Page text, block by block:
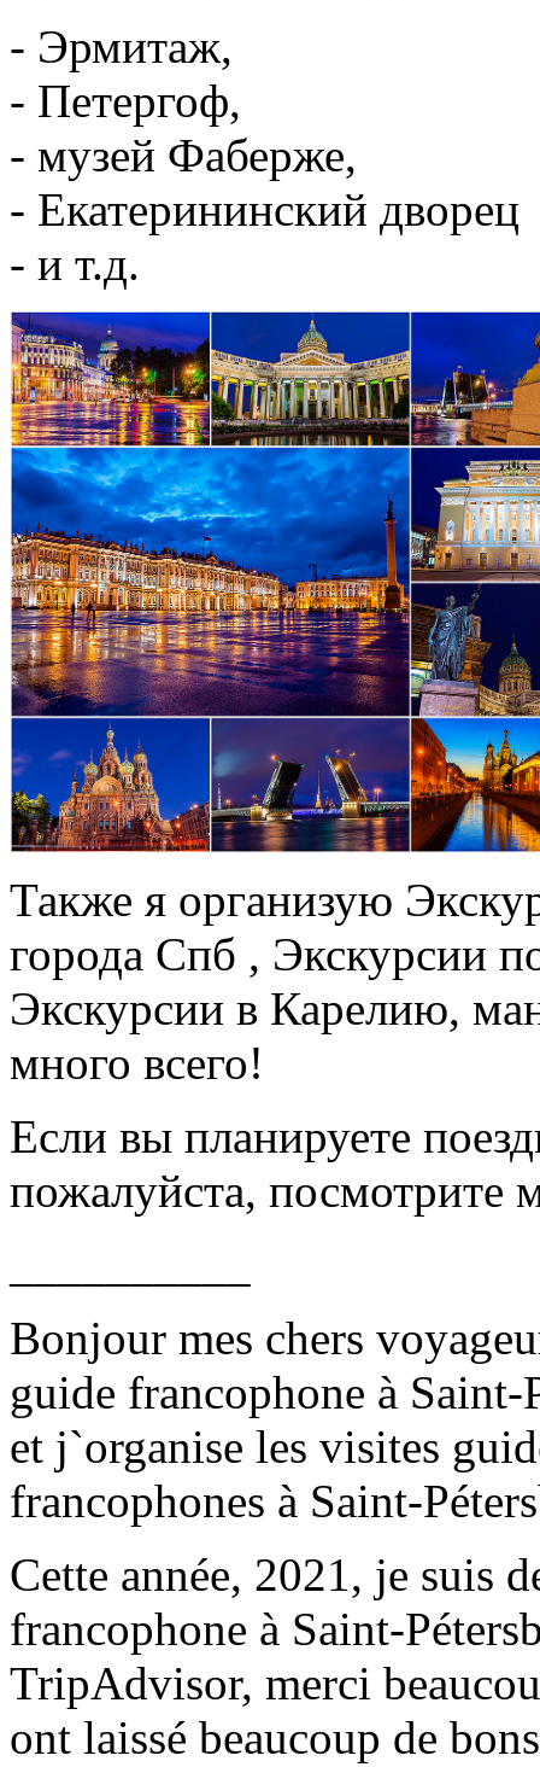
- Эрмитаж,
- Петергоф,
- музей Фаберже,
- Екатерининский дворец
- и т.д.
Также я организую
города Спб , Экскурсии
Экскурсии в Карелию,
много всего!
Если вы планируете
пожалуйста, посмотрите
Bonjour mes chers
guide francophone à Saint-
et j`organise les visites
francophones à Saint-
Cette année, 2021, je suis
francophone à Saint-
TripAdvisor, merci
ont laissé beaucoup de